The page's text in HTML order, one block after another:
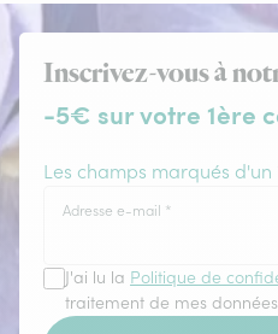
Inscrivez-vous à
-5€ sur votre 1ère
Les champs marqués
Adresse e-mail *
J'ai lu la Politique de
traitement de mes